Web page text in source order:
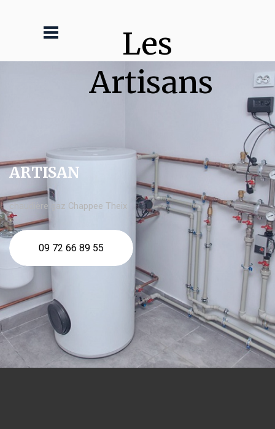
Les
Artisans
ARTISAN
chaudière gaz Chappee Theix
09 72 66 89 55